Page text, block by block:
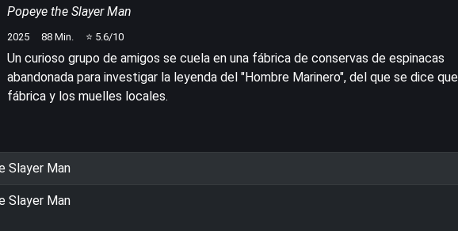
Popeye the Slayer Man
2025 88 Min. ⭐ 5.6/10
Un curioso grupo de amigos se cuela en una fábrica de conservas de espinacas
abandonada para investigar la leyenda del "Hombre Marinero", del que se dice
fábrica y los muelles locales.
Slayer Man
Slayer Man